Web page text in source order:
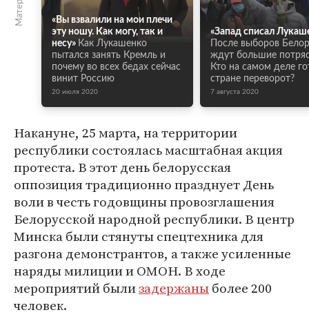
«Вы взвалили на мои плечи
эту ношу. Как могу, так и
несу» Как Лукашенко
пытался занять Кремль и
почему во всех бедах сейчас
винит Россию
20 июля 2020
«Запад списал
После выборов
ждут большие
Кто на самом деле
стране переворот?
7 августа 2020
Накануне, 25 марта, на территории
республики состоялась масштабная акция
протеста. В этот день белорусская
оппозиция традиционно празднует День
воли в честь годовщины провозглашения
Белорусской народной республики. В центр
Минска были стянуты спецтехника для
разгона демонстрантов, а также усиленные
наряды милиции и ОМОН. В ходе
мероприятий былизадержаныболее 200
человек.